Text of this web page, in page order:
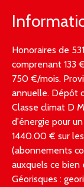
Honoraires de
comprenant 133
750 €/mois.
annuelle. Dépôt
Classe climat D
d'énergie pour
1440.00 € sur
(abonnements
auxquels ce
Géorisques :